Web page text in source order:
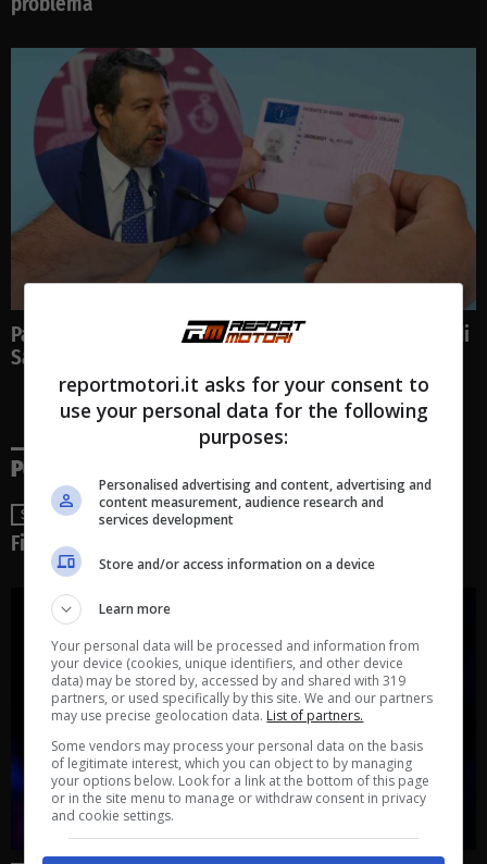
Patente, cambio dei limiti di età in Italia: l’annuncio di
Salvini
Potrebbero interessarti
SENZA CATEGORIA
Fiat Panda
reportmotori.it asks for your consent to
use your personal data for the following
purposes:
Personalised advertising and content, advertising and
content measurement, audience research and
services development
Store and/or access information on a device
Learn more
Your personal data will be processed and information from
your device (cookies, unique identifiers, and other device
data) may be stored by, accessed by and shared with 319
partners, or used specifically by this site. We and our partners
may use precise geolocation data. List of partners.
Some vendors may process your personal data on the basis
of legitimate interest, which you can object to by managing
your options below. Look for a link at the bottom of this page
or in the site menu to manage or withdraw consent in privacy
and cookie settings.